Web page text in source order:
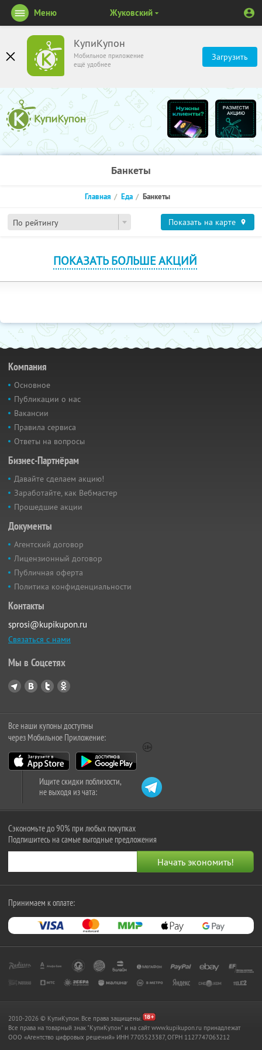
КупиКупон
Мобильное приложение
ещё удобнее
Загрузить
Меню Жуковский
Банкеты
По рейтингу
Главная Еда Банкеты
Показать на карте
ПОКАЗАТЬ БОЛЬШЕ АКЦИЙ
Компания
Основное
Публикации о нас
Вакансии
Правила сервиса
Ответы на вопросы
Бизнес-Партнёрам
Давайте сделаем акцию!
Заработайте, как Вебмастер
Прошедшие акции
Документы
Агентский договор
Лицензионный договор
Публичная оферта
Политика конфиденциальности
Контакты
sprosi@kupikupon.ru
Связаться с нами
Мы в Соцсетях
Все наши купоны доступны
через Мобильное Приложение:
Ищите скидки поблизости,
не выходя из чата:
Сэкономьте до 90% при любых покупках
Подпишитесь на самые выгодные предложения
Принимаем к оплате:
2010-2026 © КупиКупон. Все права защищены.
Все права на товарный знак "КупиКупон" и на сайт www.kupikupon.ru принадлежат
OOO «Агентство цифровых решений» ИНН 7705523387, ОГРН 1127747063212